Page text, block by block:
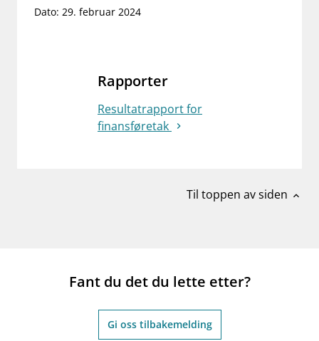
work_outline
Abonner på nyhetsvarsel
Dato: 29. februar 2024
Rapporter
Resultatrapport for
finansføretak
Til toppen av siden expand_less
Fant du det du lette etter?
Gi oss tilbakemelding